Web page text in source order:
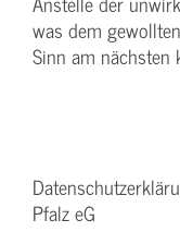
was dem
Sinn am nächsten
Pfalz eG